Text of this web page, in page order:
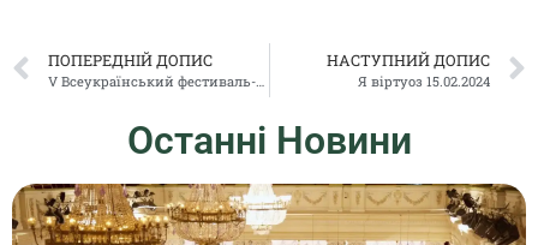
ПОПЕРЕДНІЙ ДОПИС
V Всеукраїнський фестиваль-конкурс хорових колективів памʼяті К.К. Пігрова
НАСТУПНИЙ ДОПИС
Я віртуоз 15.02.2024
Останні Новини